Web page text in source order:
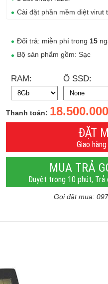
Cài đặt phần mềm diệt virut
Đổi trả: miễn phí trong 15
Bộ sản phẩm gồm: Sạc
RAM: Ổ SSD:
Thanh toán:
ĐẶT
Giao
MUA TRẢ
Duyệt trong 10 phút, Trả
Gọi đặt mua: